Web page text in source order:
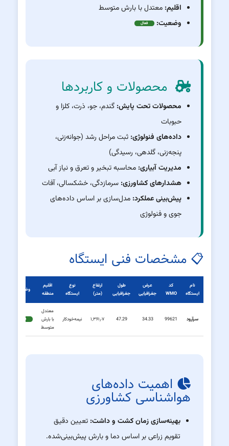
اقلیم: معتدل با بارش متوسط
وضعیت:
فعال
محصولات و کاربردها
محصولات تحت پایش: گندم، جو، ذرت، کلزا و
حبوبات
داده‌های فنولوژی: ثبت مراحل رشد (جوانه‌زنی،
پنجه‌زنی، گلدهی، رسیدگی)
مدیریت آبیاری: محاسبه تبخیر و تعرق و نیاز آبی
هشدارهای کشاورزی: سرمازدگی، خشکسالی، آفات
پیش‌بینی عملکرد: مدل‌سازی بر اساس داده‌های
جوی و فنولوژی
📋 مشخصات فنی ایستگاه
نام
ایستگاه
کد
WMO
عرض
جغرافیایی
طول
جغرافیایی
ارتفاع
(متر)
نوع
ایستگاه
اقلیم
منطقه
وضعیت
سرآرود 99621
34.33
47.29 ۱,۳۶۱٫۷ نیمه‌خودکار
معتدل
با بارش
متوسط
فعال
اهمیت داده‌های
هواشناسی کشاورزی
بهینه‌سازی زمان کشت و داشت: تعیین دقیق
تقویم زراعی بر اساس دما و بارش پیش‌بینی‌شده.